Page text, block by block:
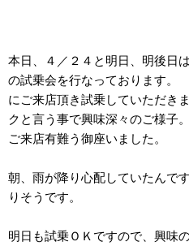
本日、４／２４と明日、明後
の試乗会を行なっております。
にご来店頂き試乗していただき
クと言う事で興味深々のご様子
ご来店有難う御座いました。
朝、雨が降り心配していたんで
りそうです。
明日も試乗ＯＫですので、興味